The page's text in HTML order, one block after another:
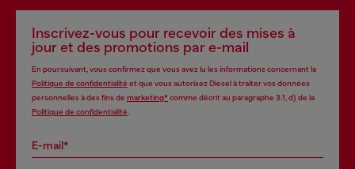
Inscrivez-vous pour recevoir des mises à
jour et des promotions par e-mail
En poursuivant, vous confirmez que vous avez lu les informations concernant la
Politique de confidentialité et que vous autorisez Diesel à traiter vos données
personnelles à des fins de marketing*comme décrit au paragraphe 3.1, d) de la
Politique de confidentialité
E-mail*